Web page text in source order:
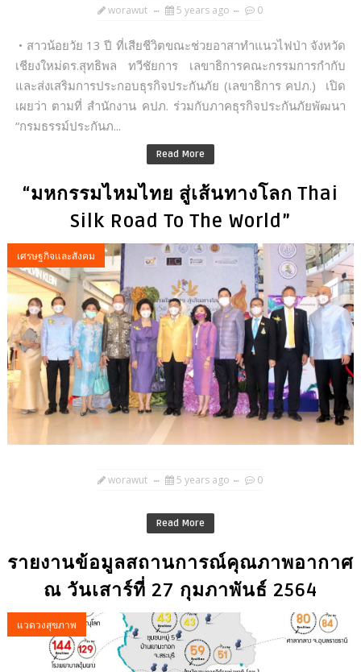
worawut 5 years ago 0
• สาวน้อยวัย 13 ปี ที่เสียชีวิตขณะช่วยอาสาทำแนวไฟป่า จังหวัด
เชียงใหม่ดร.สุทธิพล ทวีชัยการ เลขาธิการคณะกรรมการกำกับ
และส่งเสริมการประกอบธุรกิจประกันภัย (เลขาธิการ คปภ.) เปิด
เผยว่า ตามที่ สำนักงาน คปภ. ร่วมกับภาคธุรกิจประกันภัยพัฒนา
“กรมธรรม์ประกันภ...
Read More
“มหกรรมไหมไทย สู่เส้นทางโลก Thai
Silk Road To The World”
เศรษฐกิจและสังคม
worawut 5 years ago 0
Read More
รายงานข้อมูลสถานการณ์คุณภาพอากาศ
ณ วันเสาร์ที่ 27 กุมภาพันธ์ 2564
แวดวงสุขภาพ